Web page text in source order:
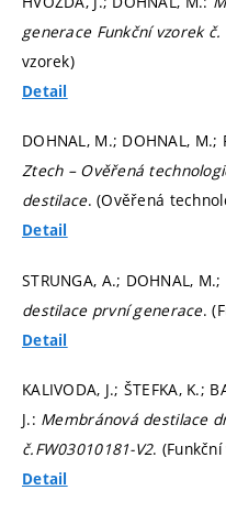
generace Funkční vzorek č.
vzorek)
Detail
DOHNAL, M.; DOHNAL, M.;
Ztech – Ověřená
destilace. (Ověřená
Detail
STRUNGA, A.; DOHNAL, M.;
destilace první generace.
Detail
KALIVODA, J.; ŠTEFKA, K.;
J.: Membránová destilace
č.FW03010181-V2.
Detail